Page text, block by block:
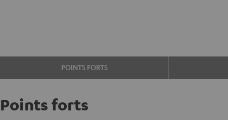
POINTS FORTS
Points forts